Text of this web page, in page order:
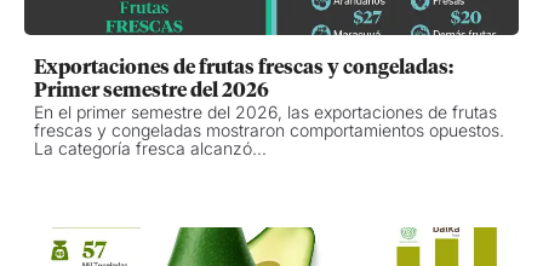
Exportaciones de frutas frescas y congeladas:
Primer semestre del 2026
En el primer semestre del 2026, las exportaciones de frutas
frescas y congeladas mostraron comportamientos opuestos.
La categoría fresca alcanzó...